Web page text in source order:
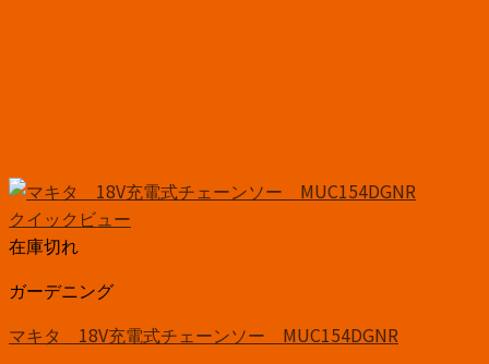
クイックビュー
在庫切れ
ガーデニング
マキタ 18V充電式チェーンソー MUC154DGNR